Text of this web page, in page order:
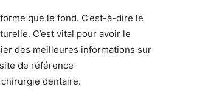
que le fond. C’est-à-dire le
C’est vital pour avoir le
des meilleures informations sur
de référence
dentaire.